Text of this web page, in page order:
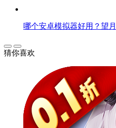
哪个安卓模拟器好用？望
猜你喜欢